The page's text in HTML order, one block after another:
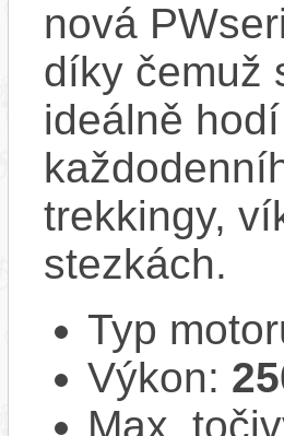
nová
díky čemuž
ideálně
trekkingy,
stezkách.
Typ
Výkon:
Max.